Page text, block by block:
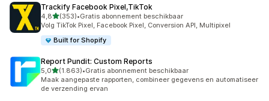
Trackify Facebook Pixel,TikTok
4,8van 5 sterren
(353)
353 recensies in totaal
•Gratis abonnement beschikbaar
Volg TikTok Pixel, Facebook Pixel, Conversion API, Multipixel
Built for Shopify
Report Pundit: Custom Reports
5,0van 5 sterren
(1.863)
1863 recensies in totaal
•Gratis abonnement beschikbaar
Maak aangepaste rapporten, combineer gegevens en automatiseer
de verzending ervan